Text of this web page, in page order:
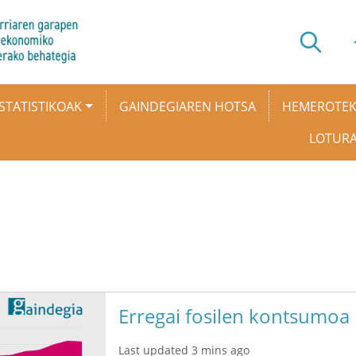
GAINDEGIAREN HOTSA
Erregai fosilen kontsumoa
Last updated 3 mins ago